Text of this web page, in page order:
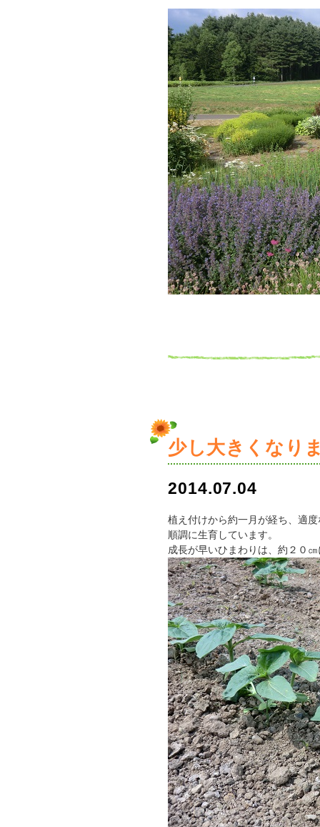
少し大きくなり
2014.07.04
植え付けから約一月が経ち、適
順調に生育しています。
成長が早いひまわりは、約２０